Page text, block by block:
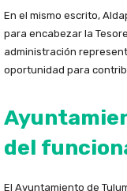
En el mismo escrito,
para encabezar la
administración
oportunidad para
del
El Ayuntamiento de